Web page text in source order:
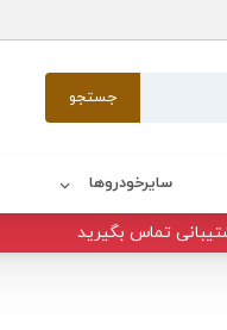
جستجو
سایرخودروها
تماس بگیرید